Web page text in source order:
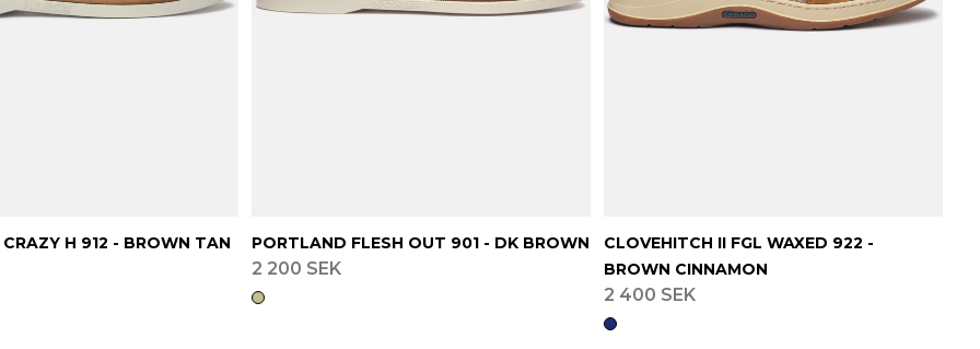
H 912 - BROWN TAN PORTLAND FLESH OUT 901 - DK BROWN
2 200 SEK
CLOVEHITCH II FGL WAXED 922 -
BROWN CINNAMON
2 400 SEK